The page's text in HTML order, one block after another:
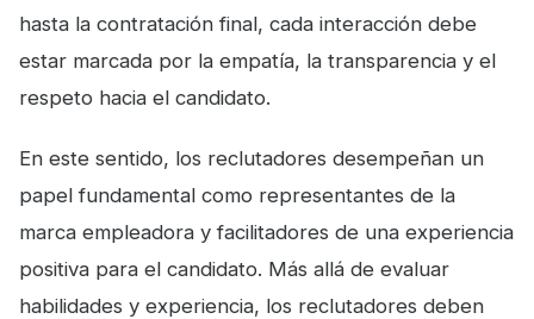
hasta la contratación final, cada interacción debe
estar marcada por la empatía, la transparencia y el
respeto hacia el candidato.
En este sentido, los reclutadores desempeñan un
papel fundamental como representantes de la
marca empleadora y facilitadores de una experiencia
positiva para el candidato. Más allá de evaluar
habilidades y experiencia, los reclutadores deben